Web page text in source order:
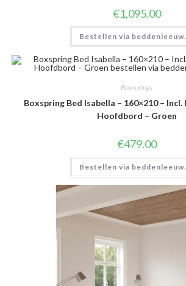
€1,095.00
Bestellen via
Boxsprings
Boxspring Bed Isabella – 160×210 –
Hoofdbord – Groen
€479.00
Bestellen via